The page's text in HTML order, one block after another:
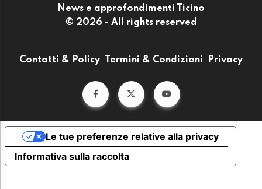
News e approfondimenti Ticino
© 2026 - All rights reserved
Contatti & Policy Termini & Condizioni Privacy
Informativa sulla raccolta
Le tue preferenze relative alla privacy